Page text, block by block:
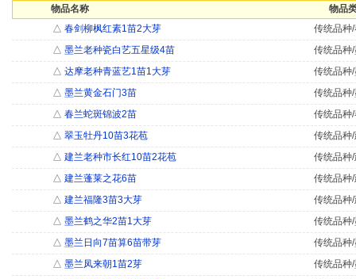
物品名称
物品
△ 春剑柳枫红素1苗2大芽
传统品种
△ 墨兰老种瓷白艺五星级4苗
传统品种
△ 达摩老种青蓝艺1苗1大芽
传统品种
△ 墨兰黄金石门3苗
传统品种
△ 春兰蛇斑锦波2苗
传统品种
△ 翠玉牡丹10苗3花苞
传统品种
△ 建兰老种市长红10苗2花苞
传统品种
△ 建兰蓬莱之花6苗
传统品种
△ 建兰福隆3苗3大芽
传统品种
△ 墨兰鹤之华2苗1大芽
传统品种
△ 墨兰日向7苗算6苗带芽
传统品种
△ 墨兰凤来朝1苗2芽
传统品种